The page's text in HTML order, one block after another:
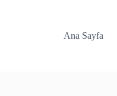
Ana Sayfa